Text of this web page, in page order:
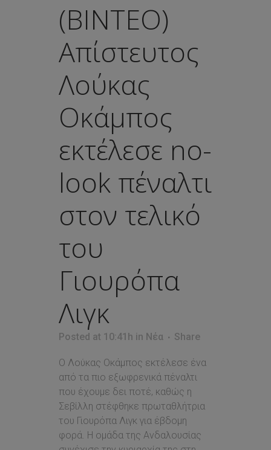
(ΒΙΝΤΕΟ)
Απίστευτος
Λούκας
Οκάμπος
εκτέλεσε no-
look πέναλτι
στον τελικό
του
Γιουρόπα
Λιγκ
Posted at 10:41h in Νέα Share
Ο Λούκας Οκάμπος εκτέλεσε ένα
από τα πιο εξωφρενικά πέναλτι
που έχουμε δει ποτέ, καθώς η
Σεβίλλη στέφθηκε πρωταθλήτρια
του Γιουρόπα Λιγκ για έβδομη
φορά. Η ομάδα της Ανδαλουσίας